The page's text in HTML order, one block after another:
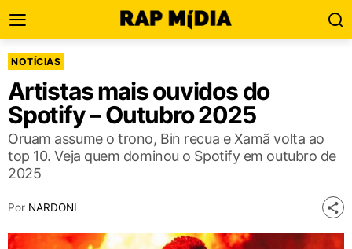
NOTÍCIAS
Artistas mais ouvidos do
Spotify – Outubro 2025
Oruam assume o trono, Bin recua e Xamã volta ao
top 10. Veja quem dominou o Spotify em outubro de
2025
Por NARDONI